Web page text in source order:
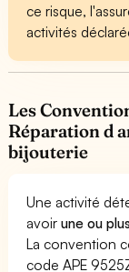
ce risque,
activités
Les
Réparation d
bijouterie
Une activité
avoirune ou
La convention
code APE